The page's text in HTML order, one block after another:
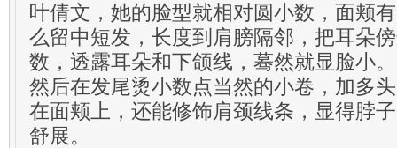
叶倩文，她的脸型就相对圆小数，面颊
么留中短发，长度到肩膀隔邻，把耳朵
数，透露耳朵和下颌线，蓦然就显脸小。
然后在发尾烫小数点当然的小卷，加多
在面颊上，还能修饰肩颈线条，显得脖
舒展。